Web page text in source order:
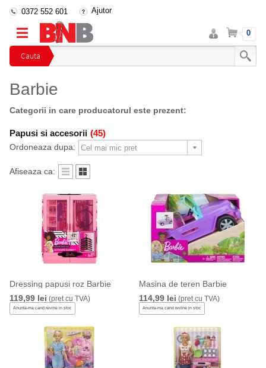
Cauta
0372 552 601 Ajutor
Intra
in
cont
Cos 0
Barbie
Categorii in care producatorul este prezent:
Papusi si accesorii (45)
Ordoneaza dupa:
Afiseaza ca:
Dressing papusi roz Barbie
119,99 lei (pret cu TVA)
Anunta-ma cand revine in stoc
Masina de teren Barbie
114,99 lei (pret cu TVA)
Anunta-ma cand revine in stoc